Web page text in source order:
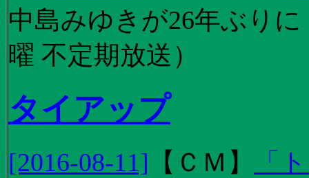
中島みゆきが26年ぶり
曜 不定期放送）
タイアップ
[2016-08-11] 【 ＣＭ 】
「